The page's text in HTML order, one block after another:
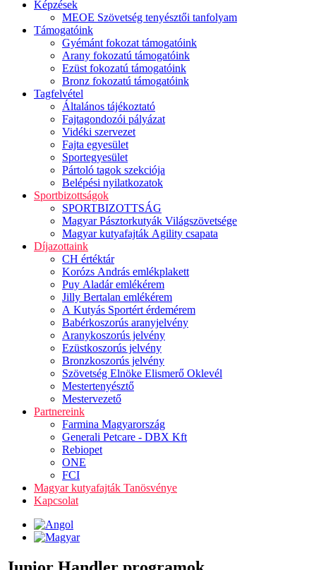
Képzések
MEOE Szövetség tenyésztői tanfolyam
Támogatóink
Gyémánt fokozat támogatóink
Arany fokozatú támogatóink
Ezüst fokozatú támogatóink
Bronz fokozatú támogatóink
Tagfelvétel
Általános tájékoztató
Fajtagondozói pályázat
Vidéki szervezet
Fajta egyesület
Sportegyesület
Pártoló tagok szekciója
Belépési nyilatkozatok
Sportbizottságok
SPORTBIZOTTSÁG
Magyar Pásztorkutyák Világszövetsége
Magyar kutyafajták Agility csapata
Díjazottaink
CH értéktár
Korózs András emlékplakett
Puy Aladár emlékérem
Jilly Bertalan emlékérem
A Kutyás Sportért érdemérem
Babérkoszorús aranyjelvény
Aranykoszorús jelvény
Ezüstkoszorús jelvény
Bronzkoszorús jelvény
Szövetség Elnöke Elismerő Oklevél
Mestertenyésztő
Mestervezető
Partnereink
Farmina Magyarország
Generali Petcare - DBX Kft
Rebiopet
ONE
FCI
Magyar kutyafajták Tanösvénye
Kapcsolat